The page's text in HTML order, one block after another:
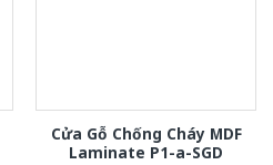
Cửa Gỗ Chống Cháy MDF
Laminate P1-a-SGD